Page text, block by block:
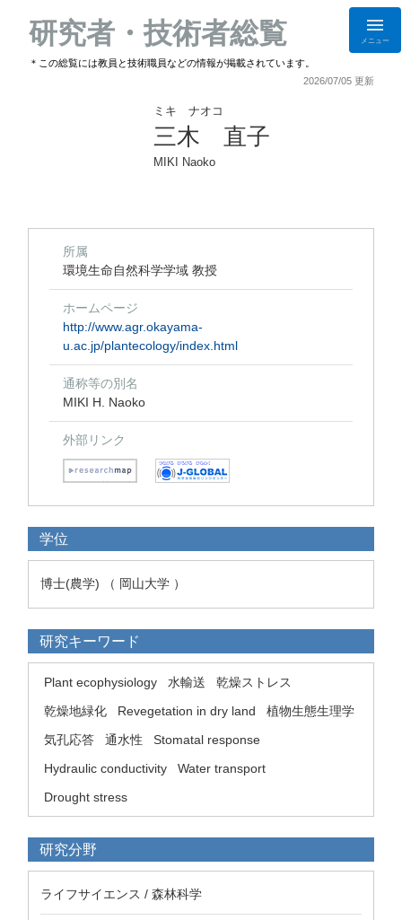
研究者・技術者総覧
＊この総覧には教員と技術職員などの情報が掲載されています。
メニュー
2026/07/05 更新
ミキ ナオコ
三木 直子
MIKI Naoko
所属
環境生命自然科学学域 教授
ホームページ
http://www.agr.okayama-
u.ac.jp/plantecology/index.html
通称等の別名
MIKI H. Naoko
外部リンク
学位
博士(農学) （ 岡山大学 ）
研究キーワード
Plant ecophysiology 水輸送
乾燥ストレス
乾燥地緑化
Revegetation in dry land
植物生態生理学
気孔応答
通水性
Stomatal response
Hydraulic conductivity
Water transport
Drought stress
研究分野
ライフサイエンス / 森林科学